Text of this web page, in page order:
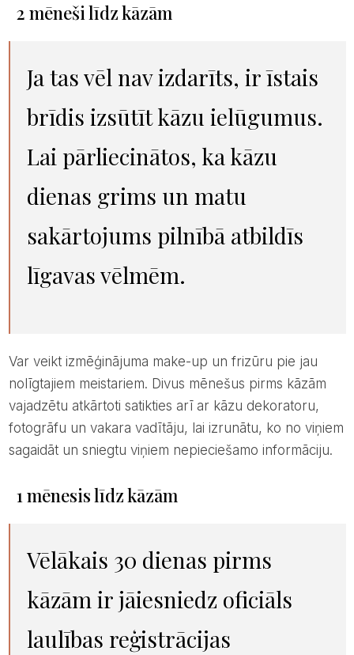
2 mēneši līdz kāzām
Ja tas vēl nav izdarīts, ir īstais
brīdis izsūtīt kāzu ielūgumus.
Lai pārliecinātos, ka kāzu
dienas grims un matu
sakārtojums pilnībā atbildīs
līgavas vēlmēm.
Var veikt izmēģinājuma make-up un frizūru pie jau
nolīgtajiem meistariem. Divus mēnešus pirms kāzām
vajadzētu atkārtoti satikties arī ar kāzu dekoratoru,
fotogrāfu un vakara vadītāju, lai izrunātu, ko no viņiem
sagaidāt un sniegtu viņiem nepieciešamo informāciju.
1 mēnesis līdz kāzām
Vēlākais 30 dienas pirms
kāzām ir jāiesniedz oficiāls
laulības reģistrācijas